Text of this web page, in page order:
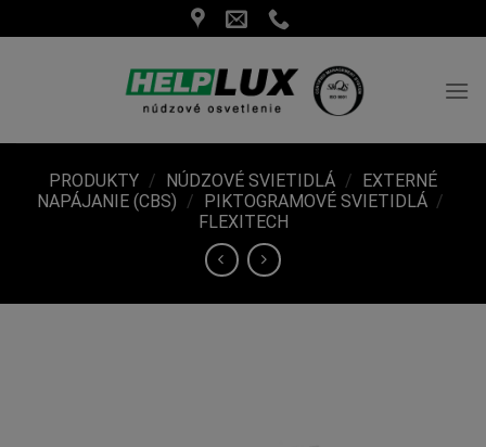
to
PRODUKTY / NÚDZOVÉ SVIETIDLÁ / EXTERNÉ
NAPÁJANIE (CBS) / PIKTOGRAMOVÉ SVIETIDLÁ /
FLEXITECH